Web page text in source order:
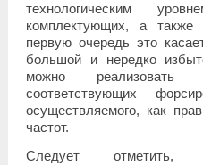
технологическим
комплектующих, а также
первую очередь это
большой и нередко
можно
соответствующих
осуществляемого, как
частот.
Следует отметить,